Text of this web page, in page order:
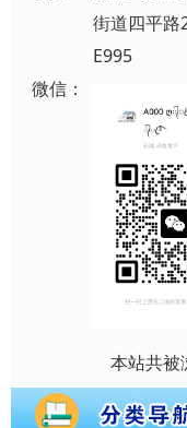
街道四平路
E995
微信：
本站共被